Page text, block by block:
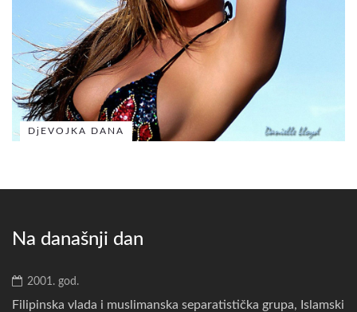
DjEVOJKA DANA
Na današnji dan
2001. god.
Filipinska vlada i muslimanska separatistička grupa, Islamski